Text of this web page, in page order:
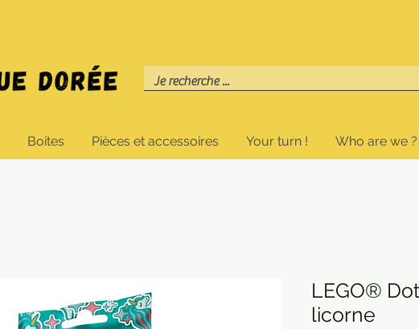
Boites Pièces et accessoires Your turn ! Who are we ?
LEGO®
licorne